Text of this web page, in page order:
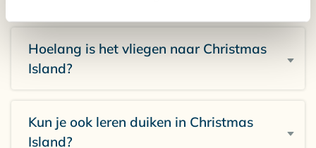
Hoelang is het vliegen naar Christmas
Island?
Kun je ook leren duiken in Christmas
Island?